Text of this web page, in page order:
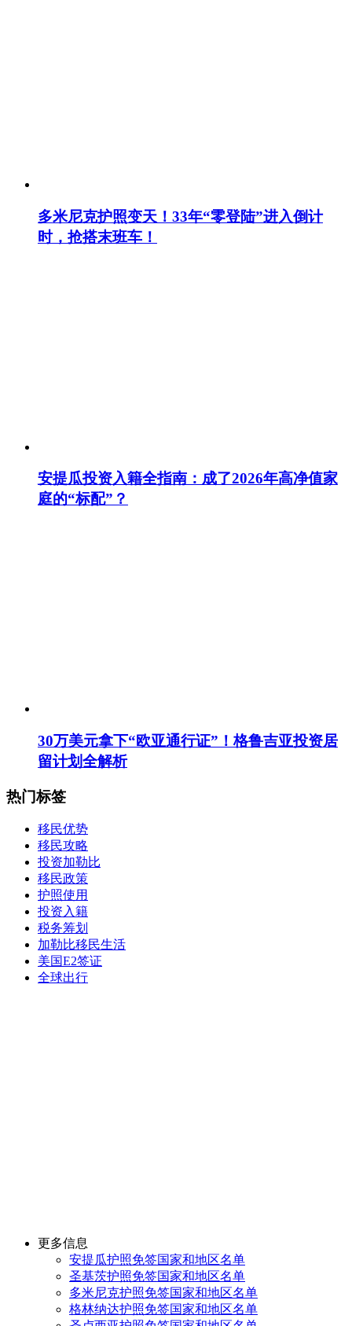
多米尼克护照变天！33年“零登陆”进入倒计
时，抢搭末班车！
安提瓜投资入籍全指南：成了2026年高净值家
庭的“标配”？
30万美元拿下“欧亚通行证”！格鲁吉亚投资居
留计划全解析
热门标签
移民优势
移民攻略
投资加勒比
移民政策
护照使用
投资入籍
税务筹划
加勒比移民生活
美国E2签证
全球出行
更多信息
安提瓜护照免签国家和地区名单
圣基茨护照免签国家和地区名单
多米尼克护照免签国家和地区名单
格林纳达护照免签国家和地区名单